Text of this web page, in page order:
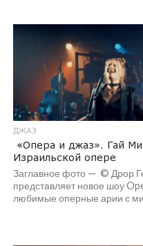
ДЖАЗ
«Опера и джаз». Гай
Израильской опере
Заглавное фото — © Дрор
представляет новое шоу
любимые оперные арии с